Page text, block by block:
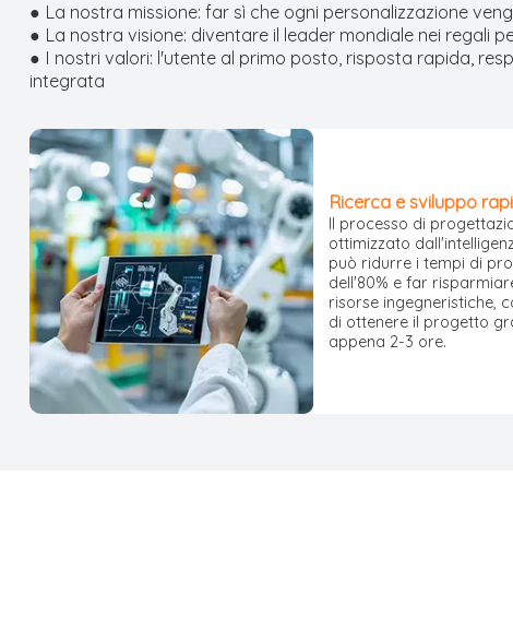
● La nostra missione: far sì che ogni personalizzazione
● La nostra visione: diventare il leader mondiale nei regali
● I nostri valori: l'utente al primo posto, risposta rapida,
integrata
Ricerca e sviluppo
Il processo di
ottimizzato
può ridurre i tempi di
dell'80% e far
risorse ingegneristiche,
di ottenere il progetto
appena 2-3 ore.